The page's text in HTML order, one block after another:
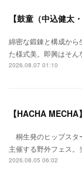
綿密な鍛錬と構成か
た様式美。即興はそ
2026.08.07 01:10
桐生発のヒップスタ
主催する野外フェス
2026.08.05 06:02